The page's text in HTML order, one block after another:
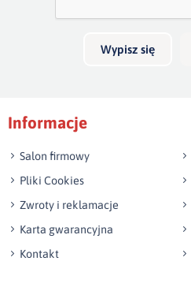
Wyślij opinię
Wypisz się
Informacje
Salon firmowy
Pliki Cookies
Zwroty i reklamacje
Karta gwarancyjna
Kontakt